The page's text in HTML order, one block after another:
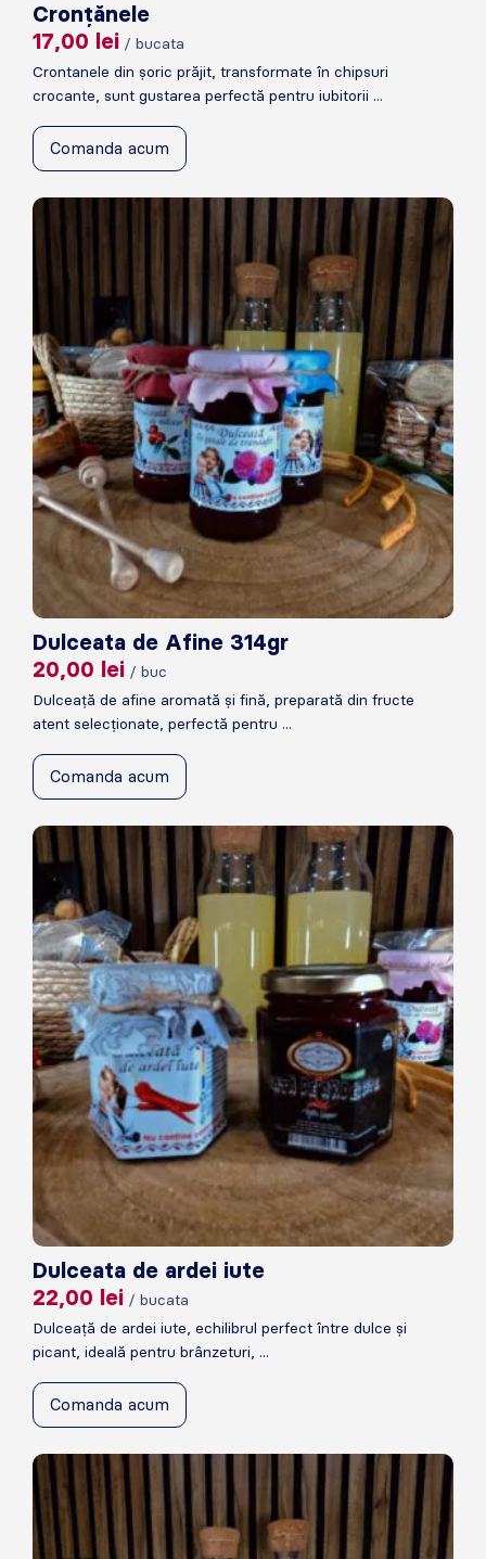
Cronțănele
17,00 lei / bucata
Crontanele din șoric prăjit, transformate în chipsuri
crocante, sunt gustarea perfectă pentru iubitorii ...
Comanda acum
Dulceata de Afine 314gr
20,00 lei / buc
Dulceață de afine aromată și fină, preparată din fructe
atent selecționate, perfectă pentru ...
Comanda acum
Dulceata de ardei iute
22,00 lei / bucata
Dulceață de ardei iute, echilibrul perfect între dulce și
picant, ideală pentru brânzeturi, ...
Comanda acum